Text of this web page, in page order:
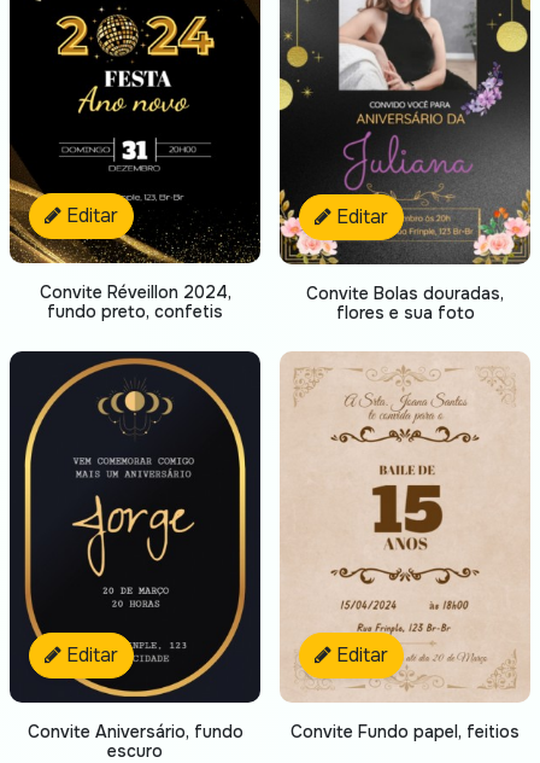
Editar
Convite Réveillon 2024,
fundo preto, confetis
Editar
Convite Bolas douradas,
flores e sua foto
Editar
Convite Aniversário, fundo
escuro
Editar
Convite Fundo papel, feitios